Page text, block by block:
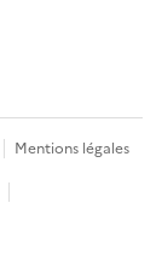
Mentions légales